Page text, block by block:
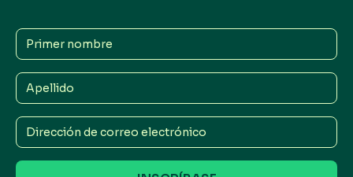
Primer
nombre
Apellido
Dirección
de
correo